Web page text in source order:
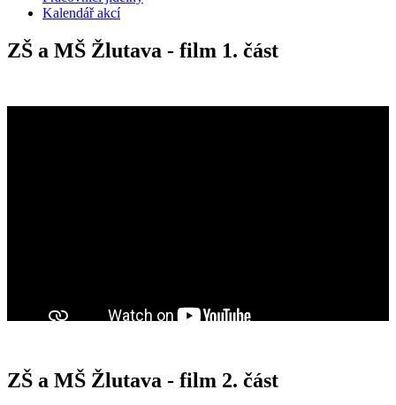
Kalendář akcí
ZŠ a MŠ Žlutava - film 1. část
ZŠ a MŠ Žlutava - film 2. část